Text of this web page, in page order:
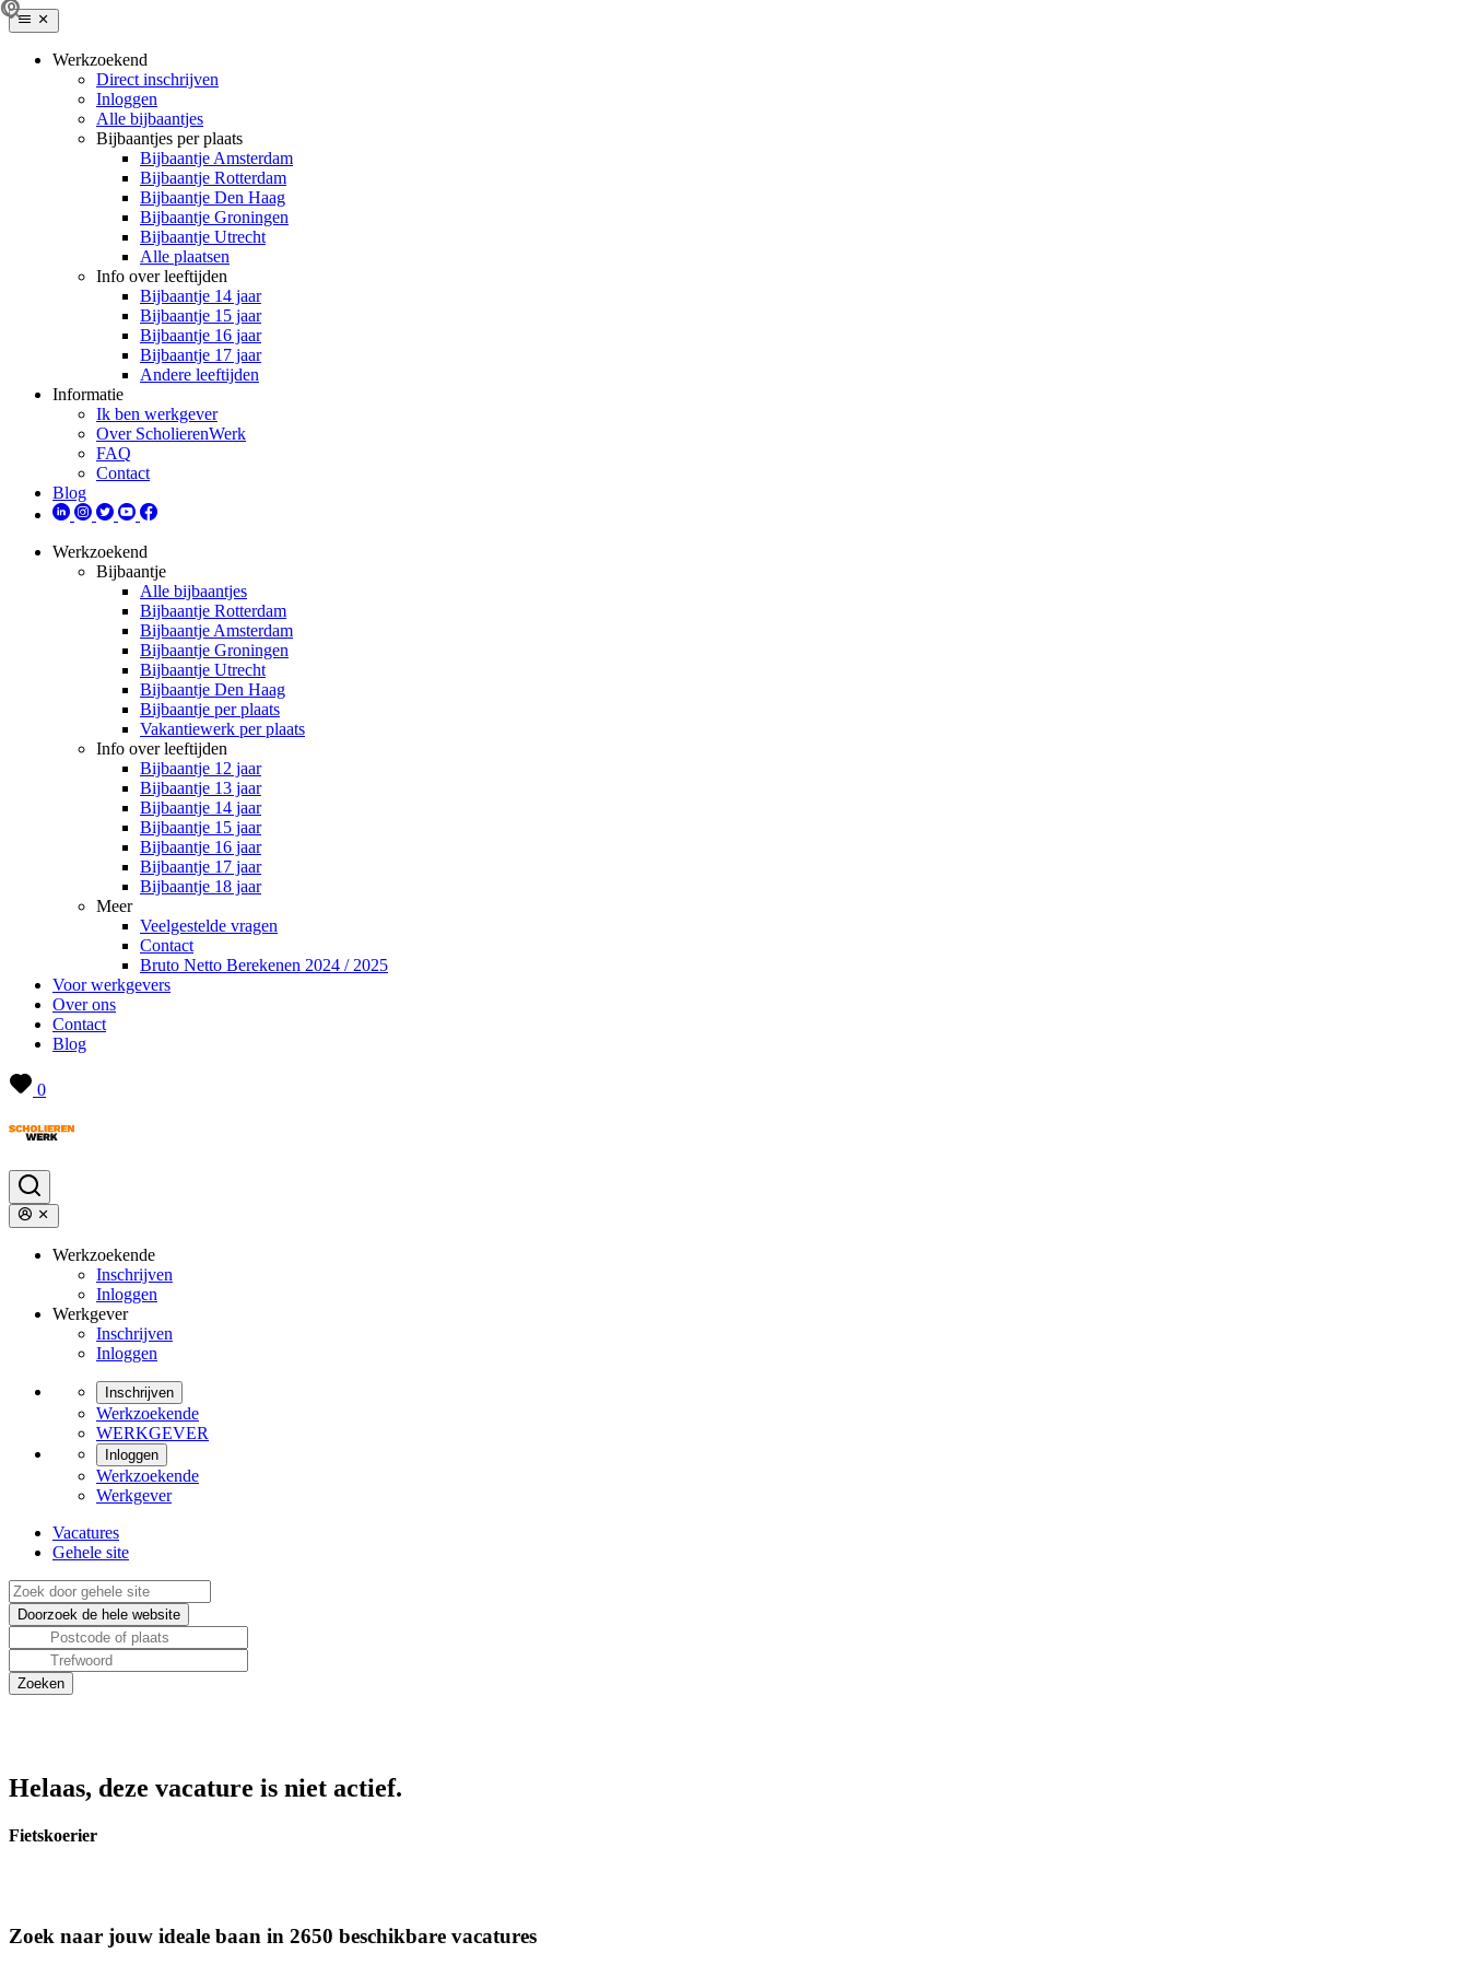
Werkzoekend
Direct inschrijven
Inloggen
Alle bijbaantjes
Bijbaantjes per plaats
Bijbaantje Amsterdam
Bijbaantje Rotterdam
Bijbaantje Den Haag
Bijbaantje Groningen
Bijbaantje Utrecht
Alle plaatsen
Info over leeftijden
Bijbaantje 14 jaar
Bijbaantje 15 jaar
Bijbaantje 16 jaar
Bijbaantje 17 jaar
Andere leeftijden
Informatie
Ik ben werkgever
Over ScholierenWerk
FAQ
Contact
Blog
Werkzoekend
Bijbaantje
Alle bijbaantjes
Bijbaantje Rotterdam
Bijbaantje Amsterdam
Bijbaantje Groningen
Bijbaantje Utrecht
Bijbaantje Den Haag
Bijbaantje per plaats
Vakantiewerk per plaats
Info over leeftijden
Bijbaantje 12 jaar
Bijbaantje 13 jaar
Bijbaantje 14 jaar
Bijbaantje 15 jaar
Bijbaantje 16 jaar
Bijbaantje 17 jaar
Bijbaantje 18 jaar
Meer
Veelgestelde vragen
Contact
Bruto Netto Berekenen 2024 / 2025
Voor werkgevers
Over ons
Contact
Blog
0
Werkzoekende
Inschrijven
Inloggen
Werkgever
Inschrijven
Inloggen
Inschrijven
Werkzoekende
WERKGEVER
Inloggen
Werkzoekende
Werkgever
Vacatures
Gehele site
Helaas, deze vacature is niet actief.
Fietskoerier
Zoek naar jouw ideale baan in 2650 beschikbare vacatures